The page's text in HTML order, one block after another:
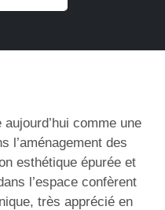
comme une
l’aménagement des
esthétique épurée et
l’espace confèrent
très apprécié en